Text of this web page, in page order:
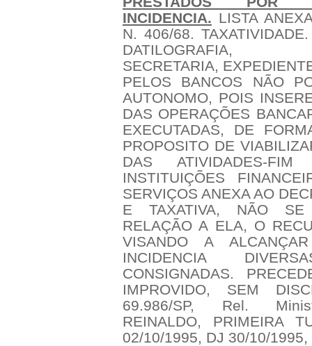
INCIDENCIA. LISTA
N. 406/68.
DATILOGRAFIA,
SECRETARIA,
PELOS BANCOS NÃO
AUTONOMO, POIS
DAS OPERAÇÕES
EXECUTADAS, DE
PROPOSITO DE
DAS ATIVIDADES-
INSTITUIÇÕES
SERVIÇOS ANEXA AO
E TAXATIVA, NÃO SE
RELAÇÃO A ELA, O
VISANDO A
INCIDENCIA
CONSIGNADAS.
IMPROVIDO, SEM
69.986/SP, Rel.
REINALDO, PRIMEIRA
02/10/1995, DJ 30/10/